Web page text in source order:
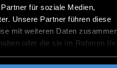
für soziale Medien,
Unsere Partner führen diese
mit weiteren Daten
oder die sie im Rahmen
you with tools,
to help maintain your bike.